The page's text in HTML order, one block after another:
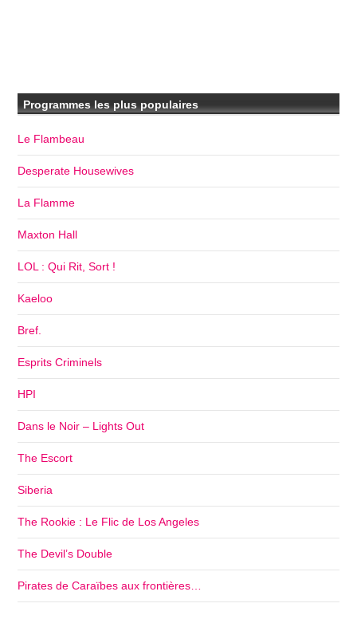
Programmes les plus populaires
Le Flambeau
Desperate Housewives
La Flamme
Maxton Hall
LOL : Qui Rit, Sort !
Kaeloo
Bref.
Esprits Criminels
HPI
Dans le Noir – Lights Out
The Escort
Siberia
The Rookie : Le Flic de Los Angeles
The Devil’s Double
Pirates de Caraïbes aux frontières…